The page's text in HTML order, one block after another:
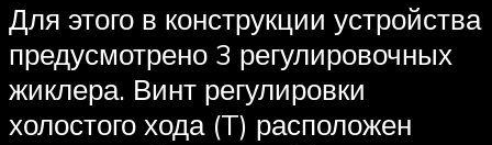
Для этого в конструкции устройства
предусмотрено 3 регулировочных
жиклера. Винт регулировки
холостого хода (T) расположен